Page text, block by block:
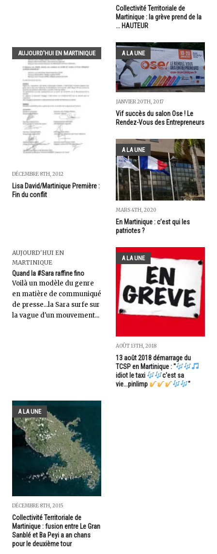
Collectivité Territoriale de
Martinique : la grève prend de la
... HAUTEUR
AUJOURD'HUI EN MARTINIQUE
DÉCEMBRE 8TH, 2012
Lisa David/Martinique Première :
Fin du conflit
A LA UNE
JANVIER 20TH, 2017
Vif succès du salon Ose ! Le
Rendez-Vous des Entrepreneurs
A LA UNE
MARS 4TH, 2020
En Martinique : c’est qui les
patriotes ?
AUJOURD'HUI EN
MARTINIQUE
Quand la #Sara raffine fino
Voilà un modèle du genre
en matière de communiqué
de presse...la Sara surfe sur
la vague d'un mouvement...
A LA UNE
AOÛT 13TH, 2018
13 août 2018 démarrage du
TCSP en Martinique : "
idiot le taxi
c'est sa
vie...pinlimp
"
A LA UNE
DÉCEMBRE 8TH, 2015
Collectivité Territoriale de
Martinique : fusion entre Le Gran
Sanblé et Ba Peyi a an chans
pour le deuxième tour